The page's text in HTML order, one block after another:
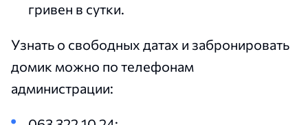
гривен в сутки.
Узнать о свободных датах и забронировать
домик можно по телефонам
администрации: